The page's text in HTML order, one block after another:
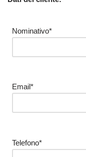
Nominativo*
Email*
Telefono*